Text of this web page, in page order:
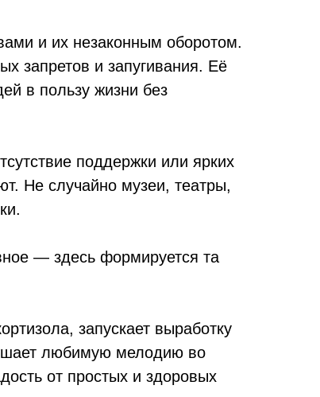
и их незаконным оборотом.
запретов и запугивания. Её
в пользу жизни без
поддержки или ярких
Не случайно музеи, театры,
— здесь формируется та
запускает выработку
любимую мелодию во
от простых и здоровых